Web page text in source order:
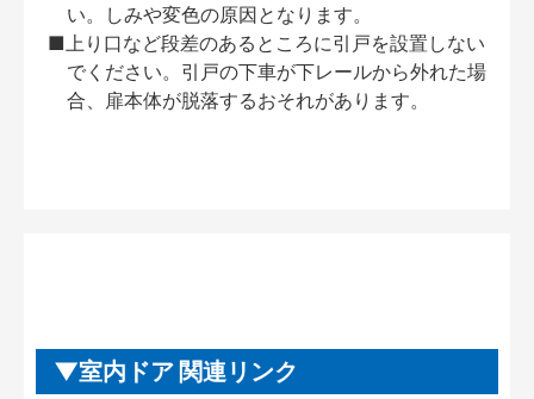
い。しみや変色の原因となります。
■上り口など段差のあるところに引戸を設置しない
でください。引戸の下車が下レールから外れた場
合、扉本体が脱落するおそれがあります。
室内ドア 関連リンク